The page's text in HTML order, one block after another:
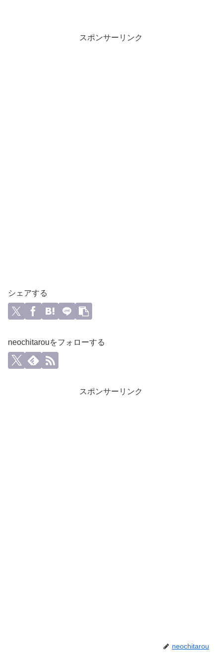
スポンサーリンク
シェアする
neochitarouをフォローする
スポンサーリンク
neochitarou